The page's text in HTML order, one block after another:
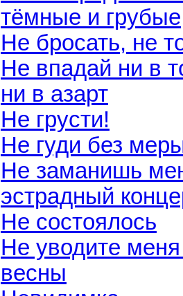
тёмные и грубые
Не бросать, не
Не впадай ни в
ни в азарт
Не грусти!
Не гуди без
Не заманишь
эстрадный
Не состоялось
Не уводите
весны